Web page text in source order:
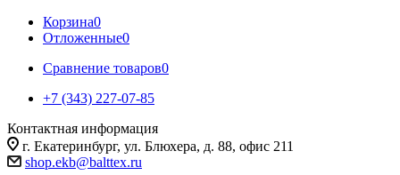
Корзина0
Отложенные0
Сравнение товаров0
+7 (343) 227-07-85
Контактная информация
г. Екатеринбург, ул. Блюхера, д. 88, офис 211
shop.ekb@balttex.ru